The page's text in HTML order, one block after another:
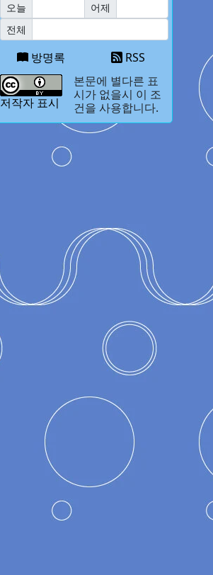
오늘
어제
전체
방명록 RSS
저작자 표시
본문에 별다른 표
시가 없을시 이 조
건을 사용합니다.